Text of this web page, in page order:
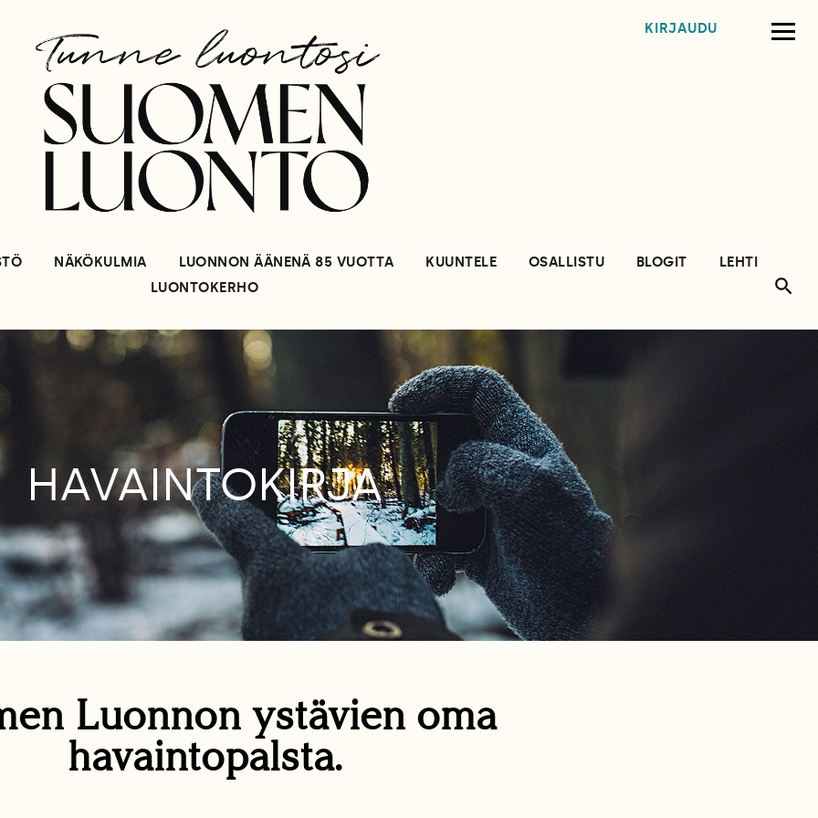
KIRJAUDU
NÄKÖKULMIA LUONNON ÄÄNENÄ 85 VUOTTA KUUNTELE OSALLISTU BLOGIT
LEHTI
LUONTOKERHO
HAVAINTOKIRJA
Luonnon ystävien oma
havaintopalsta.